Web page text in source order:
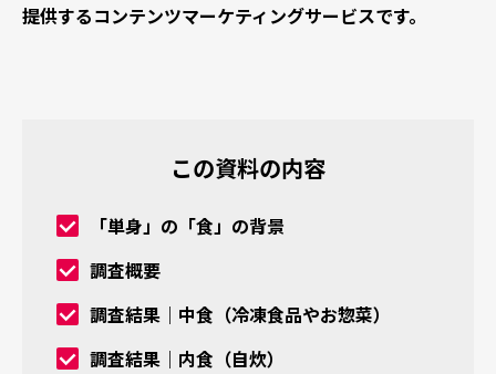
提供するコンテンツマーケティングサービスです。
この資料の内容
「単身」の「食」の背景
調査概要
調査結果｜中食（冷凍食品やお惣菜）
調査結果｜内食（自炊）